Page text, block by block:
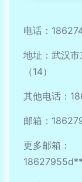
电话：
地址：武汉
（14）
其他电话：
邮箱：
更多邮箱：
18627955d**